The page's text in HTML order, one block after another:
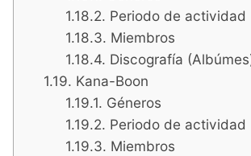
Periodo de actividad
Miembros
Discografía
Kana-Boon
Géneros
Periodo de actividad
Miembros